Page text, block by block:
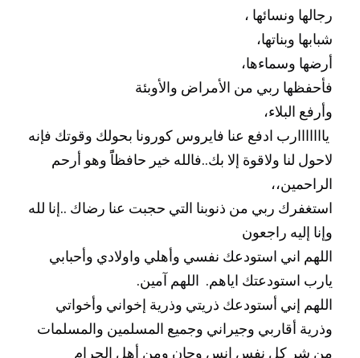
رجالها ونسائها ،
شبابها وبناتها،
أرضها وسماءها،
فأحفظها ربي من اﻷمراض واﻷوبئة
وأرفع البلاء،
الراحمين،،
وإنا إليه راجعون
يارب استودعتك اياهم.  اللهم آمين.